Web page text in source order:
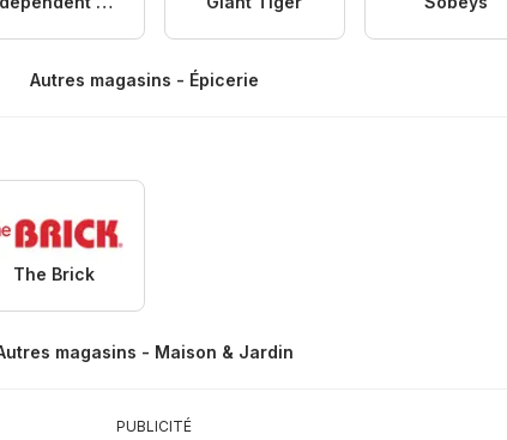
Autres magasins - Épicerie
The Brick
magasins - Maison & Jardin
PUBLICITÉ